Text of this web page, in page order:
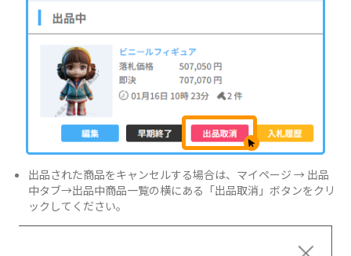
出品された商品をキャンセルする場合は、マイページ → 出品
中タブ→出品中商品一覧の横にある「出品取消」ボタンをクリ
ックしてください。